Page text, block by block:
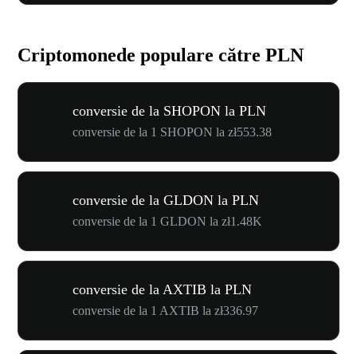
Criptomonede populare către PLN
conversie de la SHOPON la PLN
conversie de la 1 SHOPON la zł553.38
conversie de la GLDON la PLN
conversie de la 1 GLDON la zł1.48K
conversie de la AXTIB la PLN
conversie de la 1 AXTIB la zł336.97